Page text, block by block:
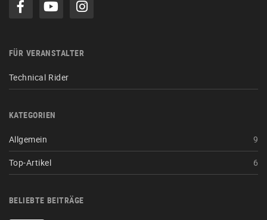
FÜR VERANSTALTER
Technical Rider
KATEGORIEN
Allgemein 9
Top-Artikel 6
BELIEBTE BEITRÄGE